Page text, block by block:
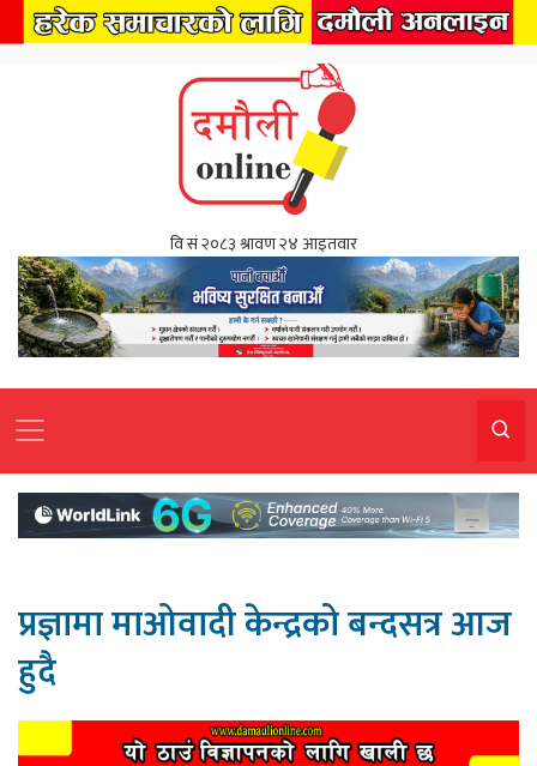
प्रज्ञामा माओवादी केन्द्रको बन्दसत्र आज
हुदै